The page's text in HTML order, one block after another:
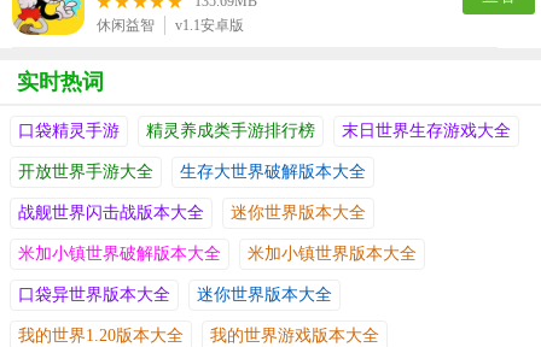
休闲益智
v1.1安卓版
实时热词
口袋精灵手游 精灵养成类手游排行榜 末日世界生存游戏大全
开放世界手游大全 生存大世界破解版本大全
战舰世界闪击战版本大全 迷你世界版本大全
米加小镇世界破解版本大全 米加小镇世界版本大全
口袋异世界版本大全 迷你世界版本大全
我的世界1.20版本大全 我的世界游戏版本大全